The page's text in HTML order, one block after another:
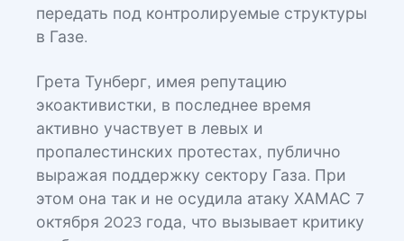
передать под контролируемые структуры
в Газе.
Грета Тунберг, имея репутацию
экоактивистки, в последнее время
активно участвует в левых и
пропалестинских протестах, публично
выражая поддержку сектору Газа. При
этом она так и не осудила атаку ХАМАС 7
октября 2023 года, что вызывает критику